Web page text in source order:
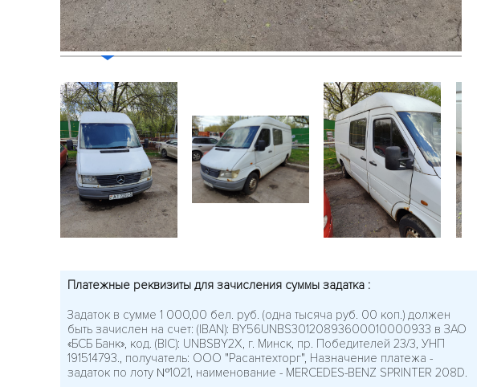
Платежные реквизиты для зачисления суммы задатка :
Задаток в сумме 1 000,00 бел. руб. (одна тысяча руб. 00 коп.) должен
быть зачислен на счет: (IBAN): BY56UNBS30120893600010000933 в ЗАО
«БСБ Банк», код. (BIC): UNBSBY2X, г. Минск, пр. Победителей 23/3, УНП
191514793., получатель: ООО "Расантехторг", Назначение платежа -
задаток по лоту №1021, наименование - MERCEDES-BENZ SPRINTER 208D.